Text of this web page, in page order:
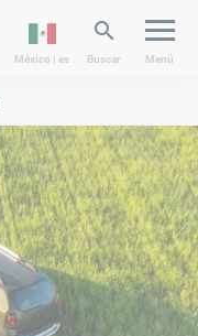
México | es Buscar Menú